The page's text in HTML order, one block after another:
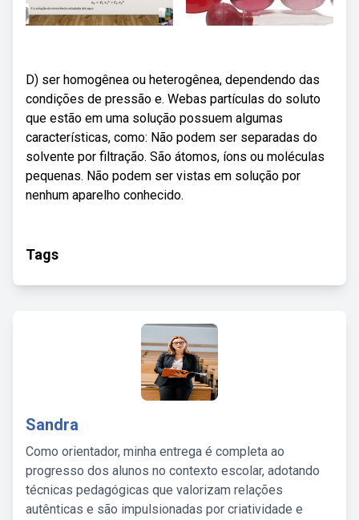
D) ser homogênea ou heterogênea, dependendo das
condições de pressão e. Webas partículas do soluto
que estão em uma solução possuem algumas
características, como: Não podem ser separadas do
solvente por filtração. São átomos, íons ou moléculas
pequenas. Não podem ser vistas em solução por
nenhum aparelho conhecido.
Tags
Sandra
Como orientador, minha entrega é completa ao
progresso dos alunos no contexto escolar, adotando
técnicas pedagógicas que valorizam relações
autênticas e são impulsionadas por criatividade e